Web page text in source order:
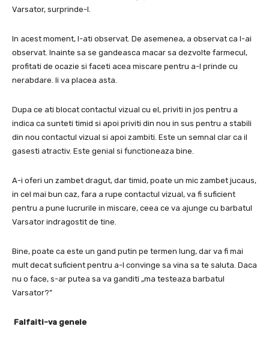
Varsator, surprinde-l.
In acest moment, l-ati observat. De asemenea, a observat ca l-ai
observat. Inainte sa se gandeasca macar sa dezvolte farmecul,
profitati de ocazie si faceti acea miscare pentru a-l prinde cu
nerabdare. Ii va placea asta.
Dupa ce ati blocat contactul vizual cu el, priviti in jos pentru a
indica ca sunteti timid si apoi priviti din nou in sus pentru a stabili
din nou contactul vizual si apoi zambiti. Este un semnal clar ca il
gasesti atractiv. Este genial si functioneaza bine.
A-i oferi un zambet dragut, dar timid, poate un mic zambet jucaus,
in cel mai bun caz, fara a rupe contactul vizual, va fi suficient
pentru a pune lucrurile in miscare, ceea ce va ajunge cu barbatul
Varsator indragostit de tine.
Bine, poate ca este un gand putin pe termen lung, dar va fi mai
mult decat suficient pentru a-l convinge sa vina sa te saluta. Daca
nu o face, s-ar putea sa va ganditi „ma testeaza barbatul
Varsator?”
Falfaiti-va genele